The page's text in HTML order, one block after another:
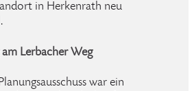
in Herkenrath neu
Lerbacher Weg
war ein